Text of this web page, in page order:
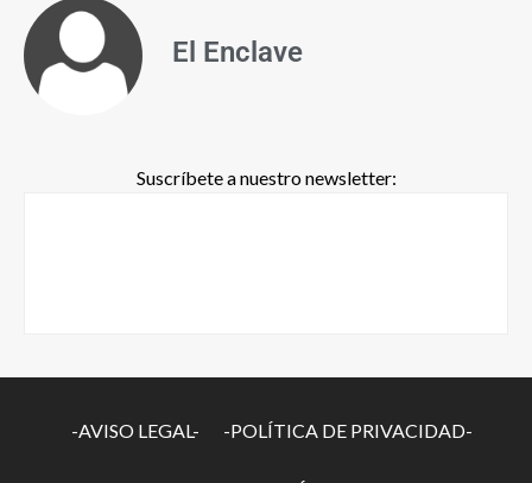
El Enclave
Suscríbete a nuestro newsletter:
-AVISO LEGAL- -POLÍTICA DE PRIVACIDAD-